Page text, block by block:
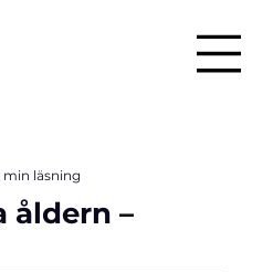
åldern –
min läsning